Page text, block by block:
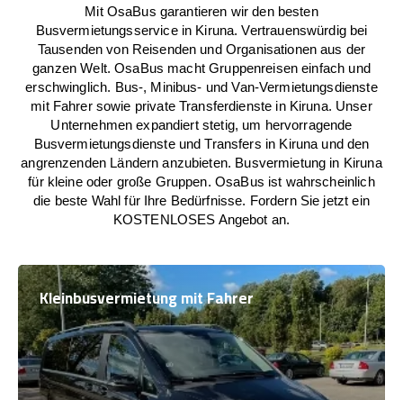
Mit OsaBus garantieren wir den besten
Busvermietungsservice in Kiruna. Vertrauenswürdig bei
Tausenden von Reisenden und Organisationen aus der
ganzen Welt. OsaBus macht Gruppenreisen einfach und
erschwinglich. Bus-, Minibus- und Van-Vermietungsdienste
mit Fahrer sowie private Transferdienste in Kiruna. Unser
Unternehmen expandiert stetig, um hervorragende
Busvermietungsdienste und Transfers in Kiruna und den
angrenzenden Ländern anzubieten. Busvermietung in Kiruna
für kleine oder große Gruppen. OsaBus ist wahrscheinlich
die beste Wahl für Ihre Bedürfnisse. Fordern Sie jetzt ein
KOSTENLOSES Angebot an.
Kleinbusvermietung mit Fahrer